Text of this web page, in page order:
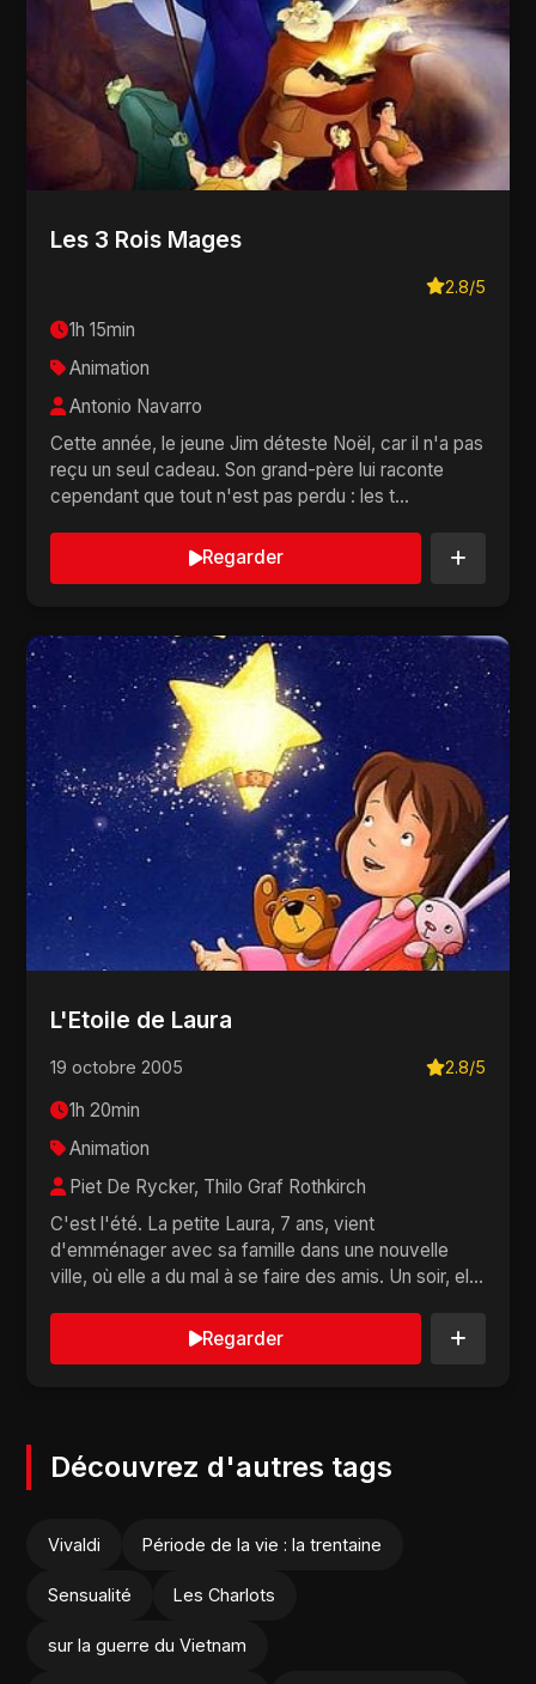
Les 3 Rois Mages
2.8/5
1h 15min
Animation
Antonio Navarro
Cette année, le jeune Jim déteste Noël, car il n'a pas
reçu un seul cadeau. Son grand-père lui raconte
cependant que tout n'est pas perdu : les t...
Regarder
L'Etoile de Laura
19 octobre 2005 2.8/5
1h 20min
Animation
Piet De Rycker, Thilo Graf Rothkirch
C'est l'été. La petite Laura, 7 ans, vient
d'emménager avec sa famille dans une nouvelle
ville, où elle a du mal à se faire des amis. Un soir, el...
Regarder
Découvrez d'autres tags
Vivaldi Période de la vie : la trentaine
Sensualité Les Charlots
sur la guerre du Vietnam